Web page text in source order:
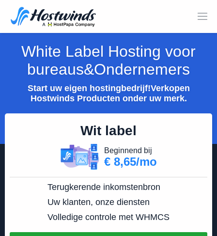
White Label Hosting voor
bureaus&Ondernemers
Start uw eigen hostingbedrijf!Verkopen
Hostwinds Producten onder uw merk.
Wit label
Beginnend bij
€ 8,65/mo
Terugkerende inkomstenbron
Uw klanten, onze diensten
Volledige controle met WHMCS